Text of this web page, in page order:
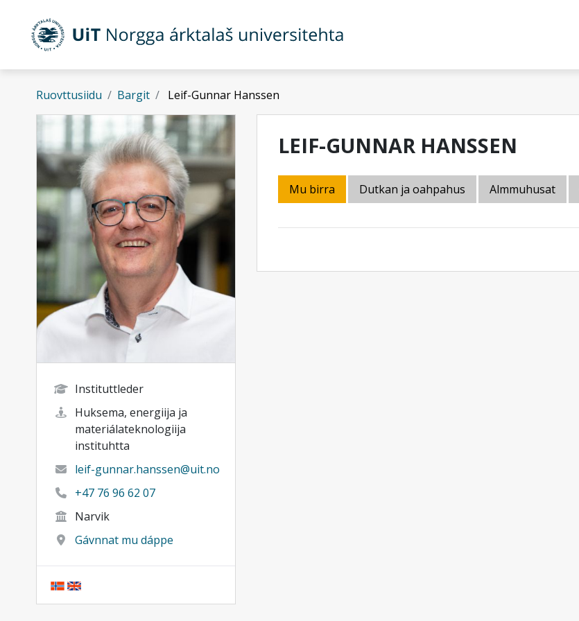
Gå til hovedinnhold
Ruovttusiidu Bargit Leif-Gunnar Hanssen
Instituttleder
Huksema, energiija ja
materiálateknologiija
instituhtta
leif-gunnar.hanssen@uit.no
+47 76 96 62 07
Narvik
Gávnnat mu dáppe
LEIF-GUNNAR HANSSEN
Mu birra Dutkan ja oahpahus Almmuhusat